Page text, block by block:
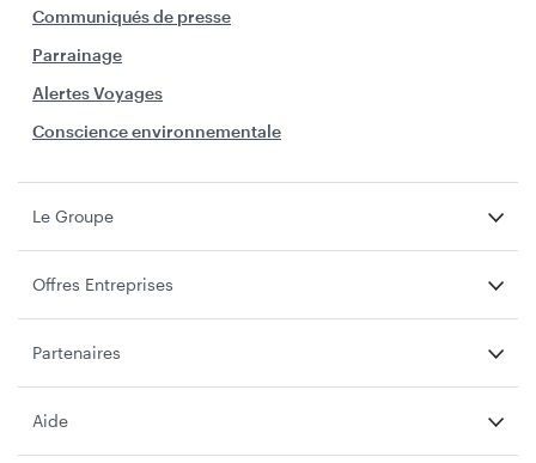
Communiqués de presse
Parrainage
Alertes Voyages
Conscience environnementale
Le Groupe
Offres Entreprises
Partenaires
Aide